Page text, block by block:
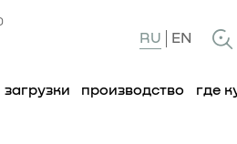
RU EN
загрузки производство где